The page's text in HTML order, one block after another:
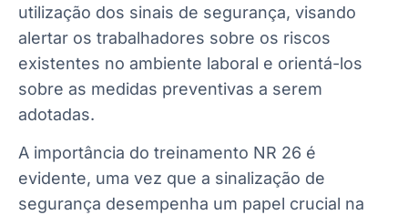
utilização dos sinais de segurança, visando
alertar os trabalhadores sobre os riscos
existentes no ambiente laboral e orientá-los
sobre as medidas preventivas a serem
adotadas.
A importância do treinamento NR 26 é
evidente, uma vez que a sinalização de
segurança desempenha um papel crucial na